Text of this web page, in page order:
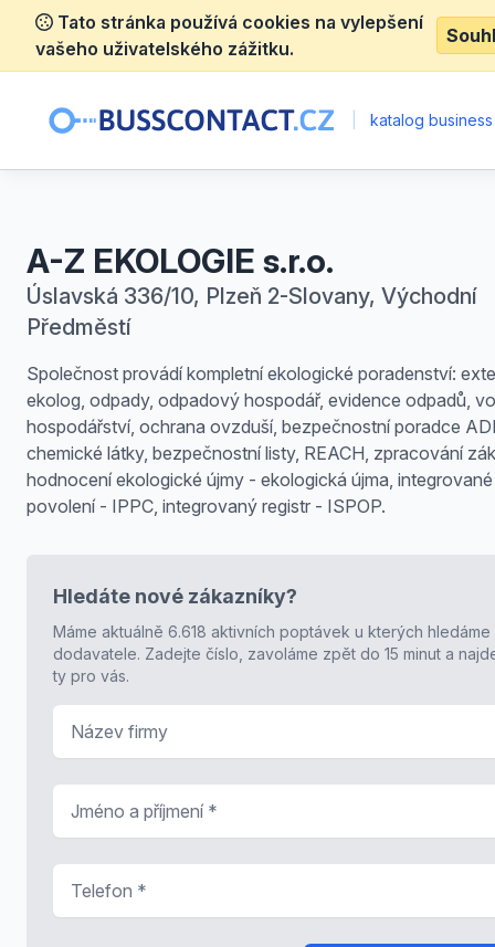
Tato stránka používá cookies na vylepšení
vašeho uživatelského zážitku.
katalog
A-Z EKOLOGIE s.r.o.
Úslavská 336/10, Plzeň 2-Slovany, Východní
Předměstí
Společnost provádí kompletní ekologické poradenství:
ekolog, odpady, odpadový hospodář, evidence odpadů,
hospodářství, ochrana ovzduší, bezpečnostní poradce
chemické látky, bezpečnostní listy, REACH, zpracování
hodnocení ekologické újmy - ekologická újma, integrované
povolení - IPPC, integrovaný registr - ISPOP.
Hledáte nové zákazníky?
Máme aktuálně 6.618 aktivních poptávek u kterých hledáme
dodavatele. Zadejte číslo, zavoláme zpět do 15 minut a
ty pro vás.